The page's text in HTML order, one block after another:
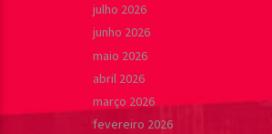
julho 2026
junho 2026
maio 2026
abril 2026
março 2026
fevereiro 2026